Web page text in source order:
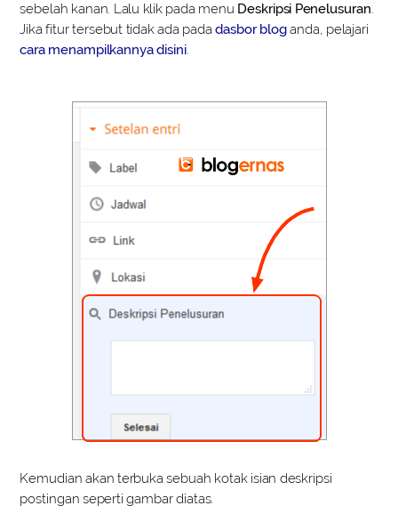
sebelah kanan. Lalu klik pada menu Deskripsi Penelusuran.
Jika fitur tersebut tidak ada padadasbor bloganda, pelajari
cara menampilkannya disini.
Kemudian akan terbuka sebuah kotak isian deskripsi
postingan seperti gambar diatas.